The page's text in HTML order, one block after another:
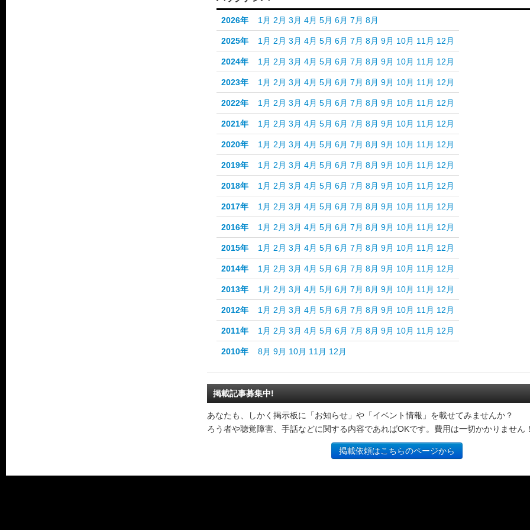
2026年 1月 2月 3月 4月 5月 6月 7月 8月
2025年 1月 2月 3月 4月 5月 6月 7月 8月 9月 10月 11月 12月
2024年 1月 2月 3月 4月 5月 6月 7月 8月 9月 10月 11月 12月
2023年 1月 2月 3月 4月 5月 6月 7月 8月 9月 10月 11月 12月
2022年 1月 2月 3月 4月 5月 6月 7月 8月 9月 10月 11月 12月
2021年 1月 2月 3月 4月 5月 6月 7月 8月 9月 10月 11月 12月
2020年 1月 2月 3月 4月 5月 6月 7月 8月 9月 10月 11月 12月
2019年 1月 2月 3月 4月 5月 6月 7月 8月 9月 10月 11月 12月
2018年 1月 2月 3月 4月 5月 6月 7月 8月 9月 10月 11月 12月
2017年 1月 2月 3月 4月 5月 6月 7月 8月 9月 10月 11月 12月
2016年 1月 2月 3月 4月 5月 6月 7月 8月 9月 10月 11月 12月
2015年 1月 2月 3月 4月 5月 6月 7月 8月 9月 10月 11月 12月
2014年 1月 2月 3月 4月 5月 6月 7月 8月 9月 10月 11月 12月
2013年 1月 2月 3月 4月 5月 6月 7月 8月 9月 10月 11月 12月
2012年 1月 2月 3月 4月 5月 6月 7月 8月 9月 10月 11月 12月
2011年 1月 2月 3月 4月 5月 6月 7月 8月 9月 10月 11月 12月
2010年 8月 9月 10月 11月 12月
掲載記事募集中!
あなたも、しかく掲示板に「お知らせ」や「イベント情報」を載せてみませんか？
ろう者や聴覚障害、手話などに関する内容であればOKです。費用は一切かかりません
掲載依頼はこちらのページから